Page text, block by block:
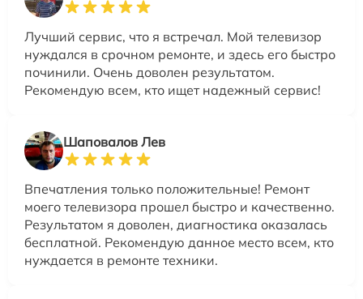
Лучший сервис, что я встречал. Мой телевизор
нуждался в срочном ремонте, и здесь его быстро
починили. Очень доволен результатом.
Рекомендую всем, кто ищет надежный сервис!
Шаповалов Лев
Впечатления только положительные! Ремонт
моего телевизора прошел быстро и качественно.
Результатом я доволен, диагностика оказалась
бесплатной. Рекомендую данное место всем, кто
нуждается в ремонте техники.